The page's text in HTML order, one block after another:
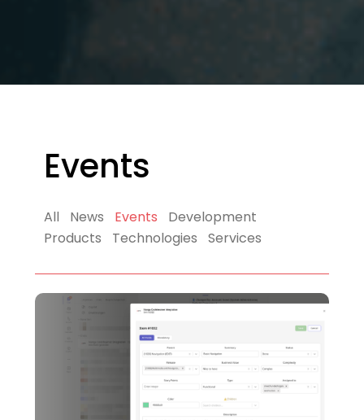
All News Events
Development
Products
Technologies Services
Events